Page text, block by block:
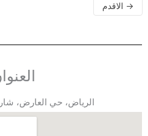
→ الاقدم
الرياض، حي العارض،